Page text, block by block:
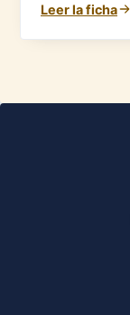
Leer la ficha